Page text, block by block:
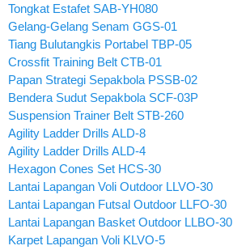
Tongkat Estafet SAB-YH080
Gelang-Gelang Senam GGS-01
Tiang Bulutangkis Portabel TBP-05
Crossfit Training Belt CTB-01
Papan Strategi Sepakbola PSSB-02
Bendera Sudut Sepakbola SCF-03P
Suspension Trainer Belt STB-260
Agility Ladder Drills ALD-8
Agility Ladder Drills ALD-4
Hexagon Cones Set HCS-30
Lantai Lapangan Voli Outdoor LLVO-30
Lantai Lapangan Futsal Outdoor LLFO-30
Lantai Lapangan Basket Outdoor LLBO-30
Karpet Lapangan Voli KLVO-5